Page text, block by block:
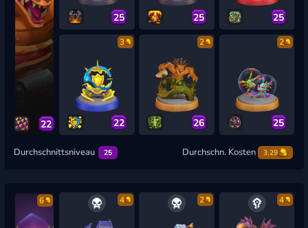
22
25 25 25
3
22
2
26
2
25
Durchschnittsniveau 25 Durchschn. Kosten 3.29
6 4 2 4